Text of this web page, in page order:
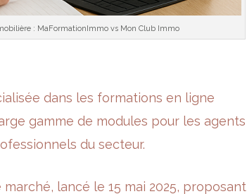
: MaFormationImmo vs Mon Club Immo
dans les formations en ligne
gamme de modules pour les agents
du secteur.
lancé le 15 mai 2025, proposant